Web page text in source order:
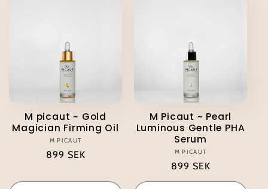
M picaut ~ Gold
Magician Firming Oil
Säljare:
M PICAUT
Ordinarie
899 SEK
M Picaut ~ Pearl
Luminous Gentle PHA
Serum
Säljare:
M PICAUT
Ordinarie
pris
899 SEK